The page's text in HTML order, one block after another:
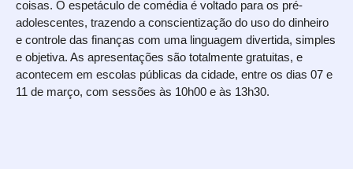
coisas. O espetáculo de comédia é voltado para os pré-
adolescentes, trazendo a conscientização do uso do dinheiro
e controle das finanças com uma linguagem divertida, simples
e objetiva. As apresentações são totalmente gratuitas, e
acontecem em escolas públicas da cidade, entre os dias 07 e
11 de março, com sessões às 10h00 e às 13h30.